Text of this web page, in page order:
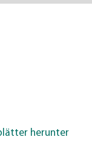
herunter